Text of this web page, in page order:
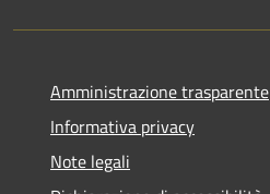
Amministrazione trasparente
Informativa privacy
Note legali